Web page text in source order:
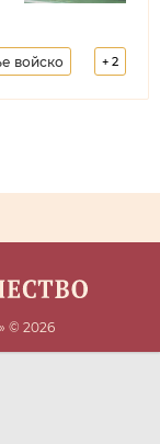
+ 2
войско
© 2026